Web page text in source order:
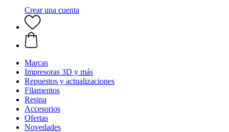
Crear una cuenta
Marcas
Impresoras 3D y más
Repuestos y actualizaciones
Filamentos
Resina
Accesorios
Ofertas
Novedades